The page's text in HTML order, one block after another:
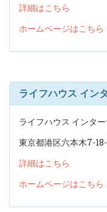
詳細はこちら
ホームページはこちら
ライフハウス イン
ライフハウス インタ
東京都港区六本木7-
詳細はこちら
ホームページはこちら